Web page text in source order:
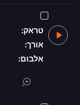
טראק:
אורך:
אלבום: